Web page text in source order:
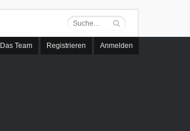
Das Team Registrieren Anmelden